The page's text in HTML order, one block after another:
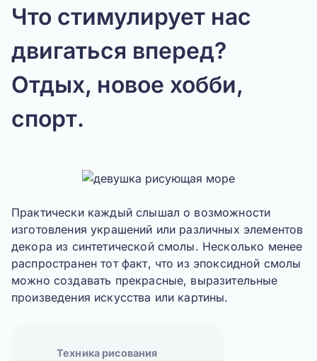
Что стимулирует нас
двигаться вперед?
Отдых, новое хобби,
спорт.
Практически каждый слышал о возможности
изготовления украшений или различных элементов
декора из синтетической смолы. Несколько менее
распространен тот факт, что из эпоксидной смолы
можно создавать прекрасные, выразительные
произведения искусства или картины.
Техника рисования